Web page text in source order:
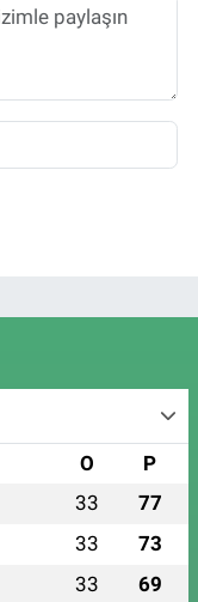
O P
33 77
33 73
33 69